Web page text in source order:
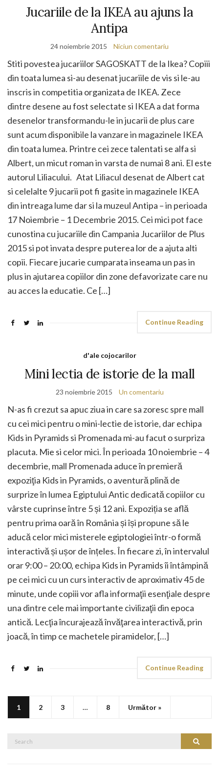
Jucariile de la IKEA au ajuns la
Antipa
24 noiembrie 2015 Niciun comentariu
Stiti povestea jucariilor SAGOSKATT de la Ikea? Copiii
din toata lumea si-au desenat jucariile de vis si le-au
inscris in competitia organizata de IKEA. Zece
dintre desene au fost selectate si IKEA a dat forma
desenelor transformandu-le in jucarii de plus care
sunt acum disponibile la vanzare in magazinele IKEA
din toata lumea. Printre cei zece talentati se alfa si
Albert, un micut roman in varsta de numai 8 ani. El este
autorul Liliacului. Atat Liliacul desenat de Albert cat
si celelalte 9 jucarii pot fi gasite in magazinele IKEA
din intreaga lume dar si la muzeul Antipa – in perioada
17 Noiembrie – 1 Decembrie 2015. Cei mici pot face
cunostina cu jucariile din Campania Jucariilor de Plus
2015 si pot invata despre puterea lor de a ajuta alti
copii. Fiecare jucarie cumparata inseama un pas in
plus in ajutarea copiilor din zone defavorizate care nu
au acces la educatie. Ce […]
Continue Reading
d'ale cojocarilor
Mini lectia de istorie de la mall
23 noiembrie 2015 Un comentariu
N-as fi crezut sa apuc ziua in care sa zoresc spre mall
cu cei mici pentru o mini-lectie de istorie, dar echipa
Kids in Pyramids si Promenada mi-au facut o surpriza
placuta. Mie si celor mici. În perioada 10 noiembrie – 4
decembrie, mall Promenada aduce în premieră
expoziţia Kids in Pyramids, o aventură plină de
surprize în lumea Egiptului Antic dedicată copiilor cu
vârste cuprinse între 5 și 12 ani. Expoziția se află
pentru prima oară în România și își propune să le
aducă celor mici misterele egiptologiei într-o formă
interactivă și ușor de înțeles. În fiecare zi, în intervalul
orar 9:00 – 20:00, echipa Kids in Pyramids îi întâmpină
pe cei mici cu un curs interactiv de aproximativ 45 de
minute, unde copiii vor afla informaţii esenţiale despre
una dintre cele mai importante civilizaţii din epoca
antică. Lecţia încurajează învăţarea interactivă, prin
joacă, în timp ce machetele piramidelor, […]
Continue Reading
1 2 3 … 8 Următor »
Search
Search